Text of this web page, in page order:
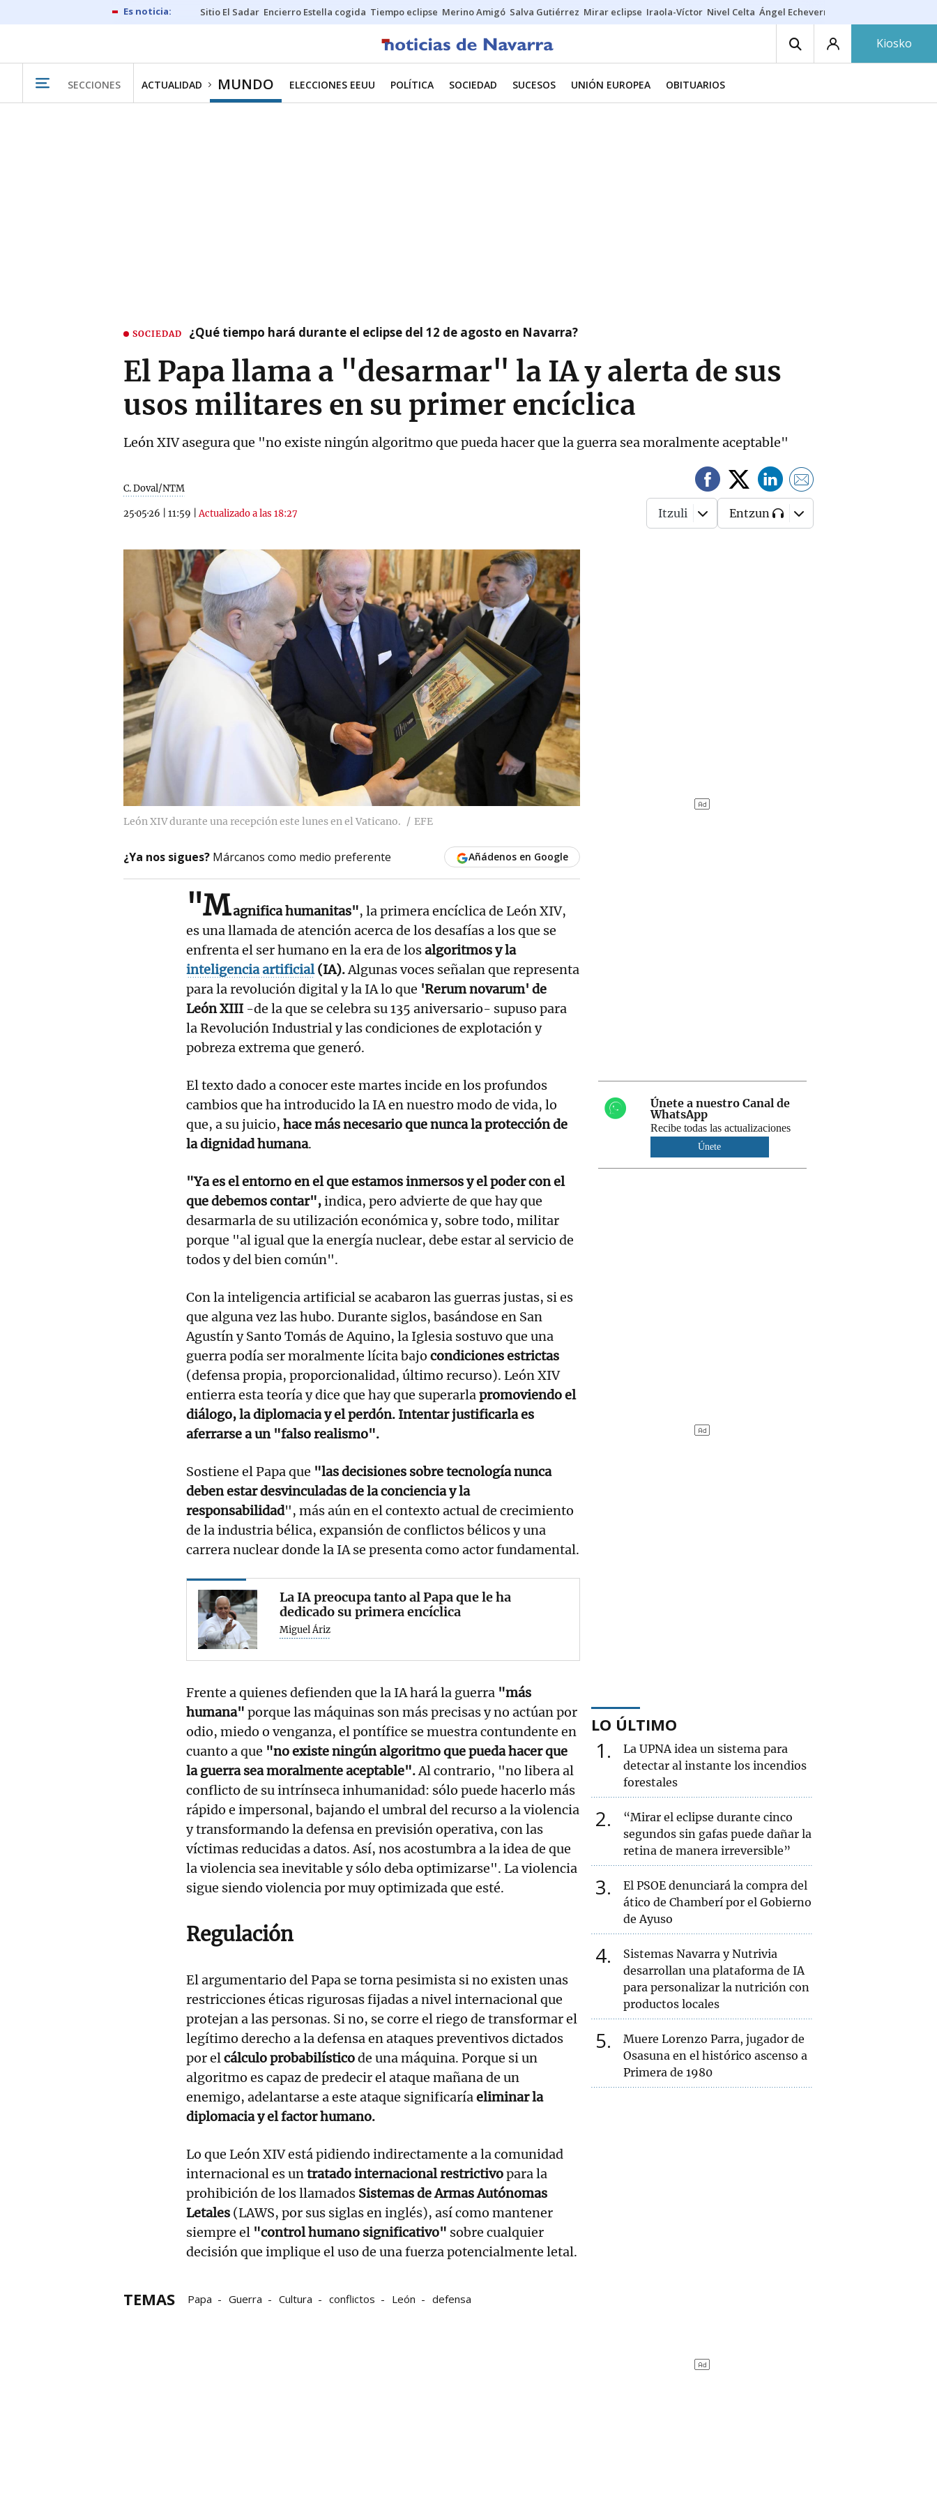
Sitio El Sadar Encierro Estella cogida Tiempo eclipse Merino Amigó Salva Gutiérrez Mirar eclipse Iraola-Víctor Nivel Celta Ángel Echeverría
Kiosko
SECCIONES ACTUALIDAD MUNDO ELECCIONES EEUU POLÍTICA SOCIEDAD SUCESOS UNIÓN EUROPEA OBITUARIOS
SOCIEDAD ¿Qué tiempo hará durante el eclipse del 12 de agosto en Navarra?
El Papa llama a "desarmar" la IA y alerta de sus
usos militares en su primer encíclica
León XIV asegura que "no existe ningún algoritmo que pueda hacer que la guerra sea moralmente aceptable"
C. Doval/NTM
25·05·26 11:59 |Actualizado a las 18:27 Itzuli Entzun
León XIV durante una recepción este lunes en el Vaticano. EFE
¿Ya nos sigues? Márcanos como medio preferente Añádenos en Google
"Magnifica humanitas", la primera encíclica de León XIV,
es una llamada de atención acerca de los desafías a los que se
enfrenta el ser humano en la era de losalgoritmos y la
inteligencia artificial(IA).Algunas voces señalan que representa
para la revolución digital y la IA lo que 'Rerum novarum' de
León XIII -de la que se celebra su 135 aniversario- supuso para
la Revolución Industrial y las condiciones de explotación y
pobreza extrema que generó.
El texto dado a conocer este martes incide en los profundos
cambios que ha introducido la IA en nuestro modo de vida, lo
que, a su juicio, hace más necesario que nunca la protección de
la dignidad humana.
"Ya es el entorno en el que estamos inmersos y el poder con el
que debemos contar",indica, pero advierte de que hay que
desarmarla de su utilización económica y, sobre todo, militar
porque "al igual que la energía nuclear, debe estar al servicio de
todos y del bien común".
Con la inteligencia artificial se acabaron las guerras justas, si es
que alguna vez las hubo. Durante siglos, basándose en San
Agustín y Santo Tomás de Aquino, la Iglesia sostuvo que una
guerra podía ser moralmente lícita bajo condiciones estrictas
(defensa propia, proporcionalidad, último recurso). León XIV
entierra esta teoría y dice que hay que superarlapromoviendo el
diálogo, la diplomacia y el perdón. Intentar justificarla es
aferrarse a un "falso realismo".
Sostiene el Papa que "las decisiones sobre tecnología nunca
deben estar desvinculadas de la conciencia y la
responsabilidad", más aún en el contexto actual de crecimiento
de la industria bélica, expansión de conflictos bélicos y una
carrera nuclear donde la IA se presenta como actor fundamental.
La IA preocupa tanto al Papa que le ha
dedicado su primera encíclica
Miguel Áriz
Frente a quienes defienden que la IA hará la guerra "más
humana" porque las máquinas son más precisas y no actúan por
odio, miedo o venganza, el pontífice se muestra contundente en
cuanto a que "no existe ningún algoritmo que pueda hacer que
la guerra sea moralmente aceptable".Al contrario, "no libera al
conflicto de su intrínseca inhumanidad: sólo puede hacerlo más
rápido e impersonal, bajando el umbral del recurso a la violencia
y transformando la defensa en previsión operativa, con las
víctimas reducidas a datos. Así, nos acostumbra a la idea de que
la violencia sea inevitable y sólo deba optimizarse". La violencia
sigue siendo violencia por muy optimizada que esté.
Regulación
El argumentario del Papa se torna pesimista si no existen unas
restricciones éticas rigurosas fijadas a nivel internacional que
protejan a las personas. Si no, se corre el riego de transformar el
legítimo derecho a la defensa en ataques preventivos dictados
por elcálculo probabilísticode una máquina. Porque si un
algoritmo es capaz de predecir el ataque mañana de un
enemigo, adelantarse a este ataque significaríaeliminar la
diplomacia y el factor humano.
Lo que León XIV está pidiendo indirectamente a la comunidad
internacional es untratado internacional restrictivopara la
prohibición de los llamados Sistemas de Armas Autónomas
Letales (LAWS, por sus siglas en inglés), así como mantener
siempre el "control humano significativo" sobre cualquier
decisión que implique el uso de una fuerza potencialmente letal.
TEMAS Papa Guerra Cultura conflictos León defensa
Únete a nuestro Canal de
WhatsApp
Recibe todas las actualizaciones
Únete
LO ÚLTIMO
1
La UPNA idea un sistema para
detectar al instante los incendios
forestales
2
“Mirar el eclipse durante cinco
segundos sin gafas puede dañar la
retina de manera irreversible”
3
El PSOE denunciará la compra del
ático de Chamberí por el Gobierno
de Ayuso
4
Sistemas Navarra y Nutrivia
desarrollan una plataforma de IA
para personalizar la nutrición con
productos locales
5
Muere Lorenzo Parra, jugador de
Osasuna en el histórico ascenso a
Primera de 1980